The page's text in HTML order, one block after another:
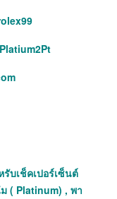
บเช็คเปอร์เซ็นต์
( Platinum) , พา